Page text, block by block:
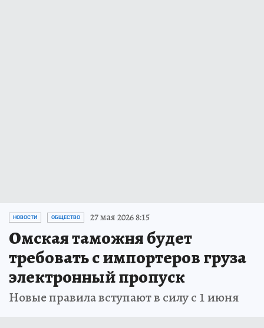
НОВОСТИ ОБЩЕСТВО 27 мая 2026 8:15
Омская таможня будет
требовать с импортеров груза
электронный пропуск
Новые правила вступают в силу с 1 июня